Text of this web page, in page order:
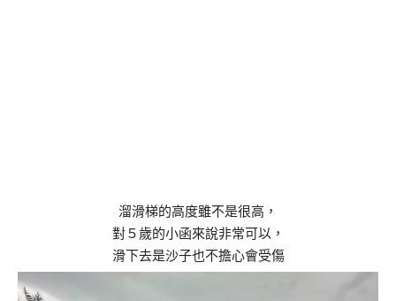
溜滑梯的高度雖不是很高，
對５歲的小函來說非常可以，
滑下去是沙子也不擔心會受傷